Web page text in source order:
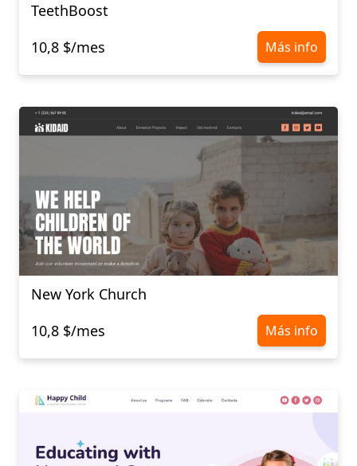
TeethBoost
10,8 $/mes
Más info
New York Church
10,8 $/mes
Más info